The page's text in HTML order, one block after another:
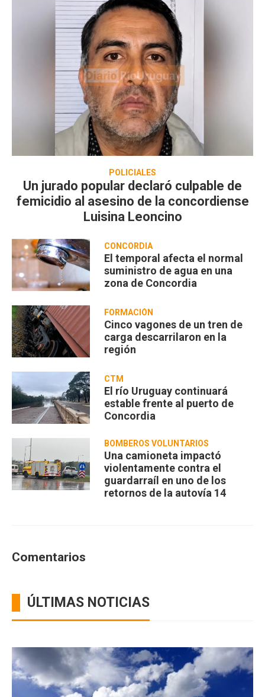
POLICIALES
Un jurado popular declaró culpable de
femicidio al asesino de la concordiense
Luisina Leoncino
CONCORDIA
El temporal afecta el normal
suministro de agua en una
zona de Concordia
FORMACIÓN
Cinco vagones de un tren de
carga descarrilaron en la
región
CTM
El río Uruguay continuará
estable frente al puerto de
Concordia
BOMBEROS VOLUNTARIOS
Una camioneta impactó
violentamente contra el
guardarraíl en uno de los
retornos de la autovía 14
Comentarios
ÚLTIMAS NOTICIAS